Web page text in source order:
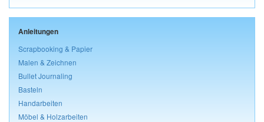
Anleitungen
Scrapbooking & Papier
Malen & Zeichnen
Bullet Journaling
Basteln
Handarbeiten
Möbel & Holzarbeiten